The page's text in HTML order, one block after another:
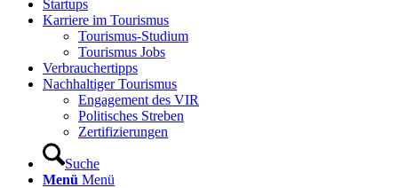
Startups
Karriere im Tourismus
Tourismus-Studium
Tourismus Jobs
Verbrauchertipps
Nachhaltiger Tourismus
Engagement des VIR
Politisches Streben
Zertifizierungen
Suche
Menü Menü